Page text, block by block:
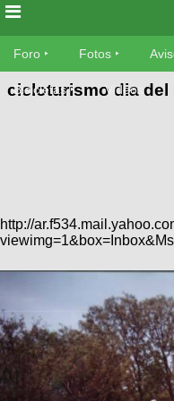
Foro
Foro
Fotos
Galeria
Viajes
Descenso
Dirt
SUBÃ
aviso
Buscar
Ultimos
Fotos
BicicleterÃ­
as
Bicicletas
Bicicletas
Tandem
Videos
Cicloturismo
Foro Fotos
Bicicletas Videos
cicloturismo dia del
http://